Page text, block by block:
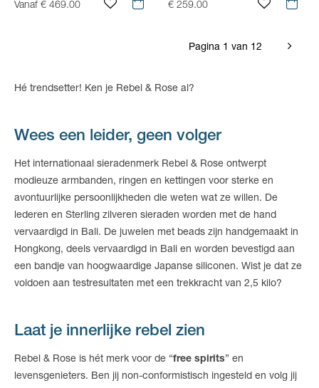
Vanaf € 469.00 € 259.00
Pagina 1 van 12
Hé trendsetter! Ken je Rebel & Rose al?
Wees een leider, geen volger
Het internationaal sieradenmerk Rebel & Rose ontwerpt
modieuze armbanden, ringen en kettingen voor sterke en
avontuurlijke persoonlijkheden die weten wat ze willen. De
lederen en Sterling zilveren sieraden worden met de hand
vervaardigd in Bali. De juwelen met beads zijn handgemaakt in
Hongkong, deels vervaardigd in Bali en worden bevestigd aan
een bandje van hoogwaardige Japanse siliconen. Wist je dat ze
voldoen aan testresultaten met een trekkracht van 2,5 kilo?
Laat je innerlijke rebel zien
Rebel & Rose is hét merk voor de “free spirits” en
levensgenieters. Ben jij non-conformistisch ingesteld en volg jij